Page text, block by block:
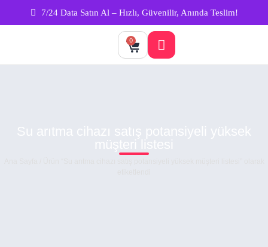
7/24 Data Satın Al – Hızlı, Güvenilir, Anında Teslim!
0
Su arıtma cihazı satış potansiyeli yüksek
müşteri listesi